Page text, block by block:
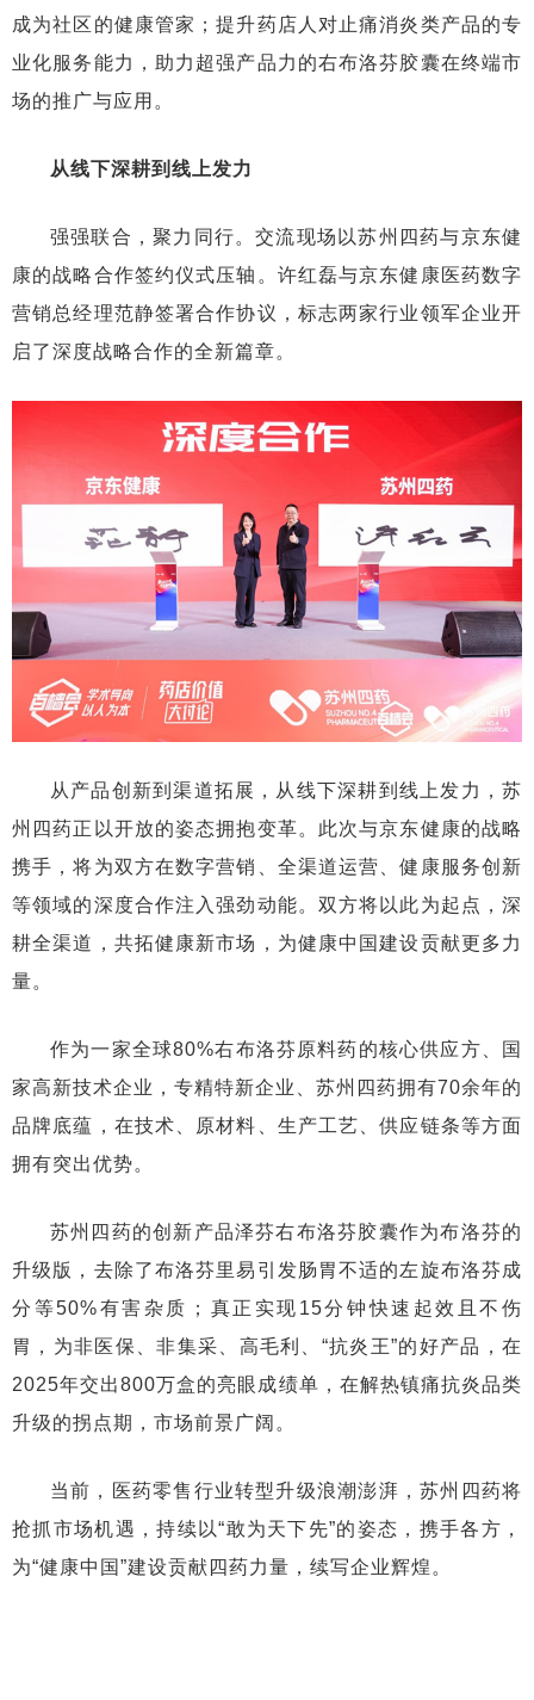
成为社区的健康管家；提升药店人对止痛消炎类产品的专
业化服务能力，助力超强产品力的右布洛芬胶囊在终端市
场的推广与应用。
从线下深耕到线上发力
强强联合，聚力同行。交流现场以苏州四药与京东健
康的战略合作签约仪式压轴。许红磊与京东健康医药数字
营销总经理范静签署合作协议，标志两家行业领军企业开
启了深度战略合作的全新篇章。
从产品创新到渠道拓展，从线下深耕到线上发力，苏
州四药正以开放的姿态拥抱变革。此次与京东健康的战略
携手，将为双方在数字营销、全渠道运营、健康服务创新
等领域的深度合作注入强劲动能。双方将以此为起点，深
耕全渠道，共拓健康新市场，为健康中国建设贡献更多力
量。
作为一家全球80%右布洛芬原料药的核心供应方、国
家高新技术企业，专精特新企业、苏州四药拥有70余年的
品牌底蕴，在技术、原材料、生产工艺、供应链条等方面
拥有突出优势。
苏州四药的创新产品泽芬右布洛芬胶囊作为布洛芬的
升级版，去除了布洛芬里易引发肠胃不适的左旋布洛芬成
分等50%有害杂质；真正实现15分钟快速起效且不伤
胃，为非医保、非集采、高毛利、“抗炎王”的好产品，在
2025年交出800万盒的亮眼成绩单，在解热镇痛抗炎品类
升级的拐点期，市场前景广阔。
当前，医药零售行业转型升级浪潮澎湃，苏州四药将
抢抓市场机遇，持续以“敢为天下先”的姿态，携手各方，
为“健康中国”建设贡献四药力量，续写企业辉煌。